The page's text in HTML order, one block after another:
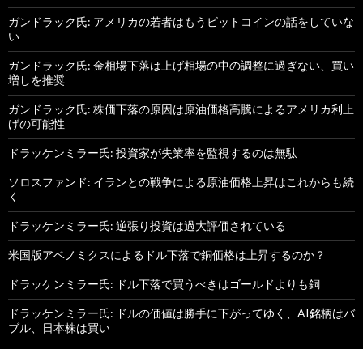
ガンドラック氏: アメリカの若者はもうビットコインの話をしていな
い
ガンドラック氏: 金相場下落は上げ相場の中の調整に過ぎない、買い
増しを推奨
ガンドラック氏: 株価下落の原因は原油価格高騰によるアメリカ利上
げの可能性
ドラッケンミラー氏: 投資家が失業率を監視するのは無駄
ソロスファンド: イランとの戦争による原油価格上昇はこれからも続
く
ドラッケンミラー氏: 逆張り投資は過大評価されている
米国版アベノミクスによるドル下落で銅価格は上昇するのか？
ドラッケンミラー氏: ドル下落で買うべきはゴールドよりも銅
ドラッケンミラー氏: ドルの価値は勝手に下がってゆく、AI銘柄はバ
ブル、日本株は買い